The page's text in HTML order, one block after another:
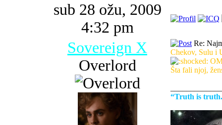
sub 28 ožu, 2009
4:32 pm
Sovereign X
Overlord
Re:
Chekov, Sulu i
Šta fali njoj,
“Truth is